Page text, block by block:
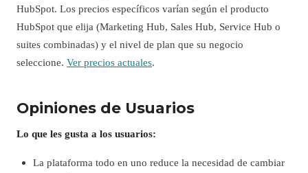
HubSpot. Los precios específicos varían según el producto
HubSpot que elija (Marketing Hub, Sales Hub, Service Hub o
suites combinadas) y el nivel de plan que su negocio
seleccione. Ver precios actuales.
Opiniones de Usuarios
Lo que les gusta a los usuarios:
La plataforma todo en uno reduce la necesidad de cambiar